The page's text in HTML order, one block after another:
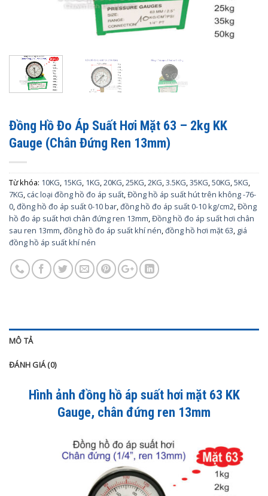
Đồng Hồ Đo Áp Suất Hơi Mặt 63 – 2kg KK
Gauge (Chân Đứng Ren 13mm)
Từ khóa: 10KG, 15KG, 1KG,20KG,25KG,2KG,3.5KG,35KG,50KG,5KG,
7KG, các loại đồng hồ đo áp suất,Đồng hồ áp suất hút trên không -76-
0,đồng hồ đo áp suất 0-10 bar,đồng hồ đo áp suất 0-10 kg/cm2,Đồng
hồ đo áp suất hơi chân đứng ren 13mm,Đồng hồ đo áp suất hơi chân
sau ren 13mm,đồng hồ đo áp suất khí nén,đồng hồ hơi mặt 63, giá
đồng hồ áp suất khí nén
MÔ TẢ
ĐÁNH GIÁ (0)
Hình ảnh đồng hồ áp suất hơi mặt 63 KK
Gauge, chân đứng ren 13mm